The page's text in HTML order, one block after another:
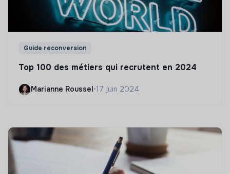
Guide reconversion
Top 100 des métiers qui recrutent en 2024
Marianne Roussel •17 juin 2024